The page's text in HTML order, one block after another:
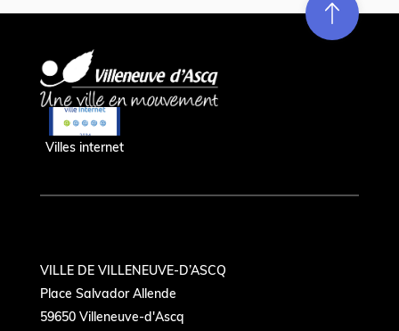
Re
m
on
e
en hau
Villes internet
VILLE DE VILLENEUVE-D’ASCQ
Place Salvador Allende
59650 Villeneuve-d'Ascq